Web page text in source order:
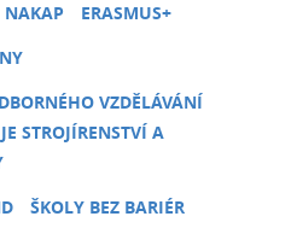
NAKAP
ERASMUS+
VZDĚLÁVÁNÍ
STROJÍRENSTVÍ A
ŠKOLY BEZ BARIÉR